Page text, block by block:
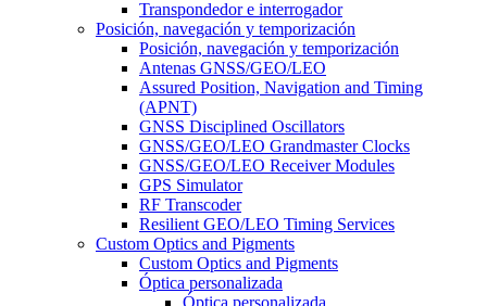
Transpondedor e interrogador
Posición, navegación y temporización
Posición, navegación y temporización
Antenas GNSS/GEO/LEO
Assured Position, Navigation and Timing
(APNT)
GNSS Disciplined Oscillators
GNSS/GEO/LEO Grandmaster Clocks
GNSS/GEO/LEO Receiver Modules
GPS Simulator
RF Transcoder
Resilient GEO/LEO Timing Services
Custom Optics and Pigments
Custom Optics and Pigments
Óptica personalizada